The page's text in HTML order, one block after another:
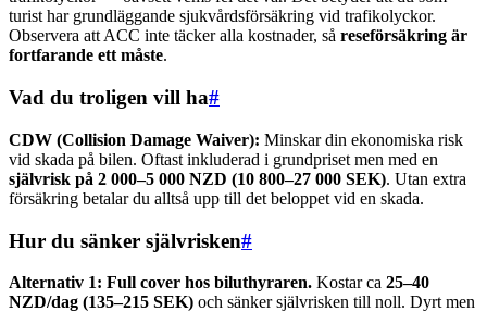
turist har grundläggande sjukvårdsförsäkring vid trafikolyckor.
Observera att ACC inte täcker alla kostnader, så reseförsäkring är
fortfarande ett måste.
Vad du troligen vill ha#
CDW (Collision Damage Waiver): Minskar din ekonomiska risk
vid skada på bilen. Oftast inkluderad i grundpriset men med en
självrisk på 2 000–5 000 NZD (10 800–27 000 SEK). Utan extra
försäkring betalar du alltså upp till det beloppet vid en skada.
Hur du sänker självrisken#
Alternativ 1: Full cover hos biluthyraren. Kostar ca 25–40
NZD/dag (135–215 SEK) och sänker självrisken till noll. Dyrt men